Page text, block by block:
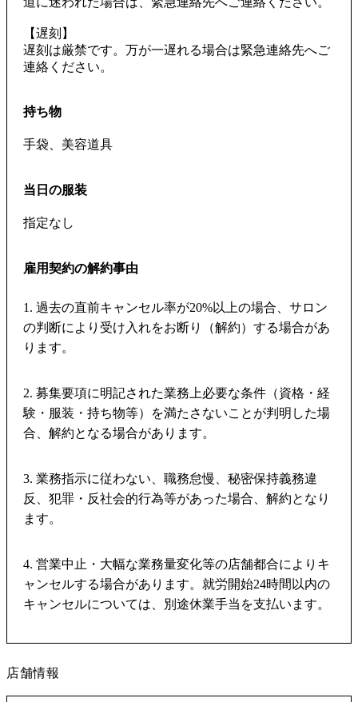
【遅刻】
遅刻は厳禁です。万が一遅れる場合は緊急連絡先へご
連絡ください。
持ち物
手袋、美容道具
当日の服装
指定なし
雇用契約の解約事由
1. 過去の直前キャンセル率が20%以上の場合、サロン
の判断により受け入れをお断り（解約）する場合があ
ります。
2. 募集要項に明記された業務上必要な条件（資格・経
験・服装・持ち物等）を満たさないことが判明した場
合、解約となる場合があります。
3. 業務指示に従わない、職務怠慢、秘密保持義務違
反、犯罪・反社会的行為等があった場合、解約となり
ます。
4. 営業中止・大幅な業務量変化等の店舗都合によりキ
ャンセルする場合があります。就労開始24時間以内の
キャンセルについては、別途休業手当を支払います。
店舗情報